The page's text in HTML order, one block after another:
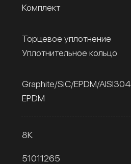
Комплект
Торцевое уплотнение
Уплотнительное кольцо
Graphite/SiC/EPDM/AISI304
EPDM
8К
51011265